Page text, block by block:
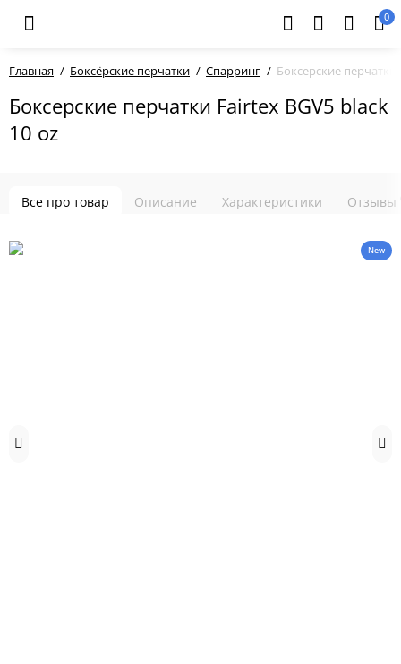
0
Главная Боксёрские перчатки Спарринг Боксерские перчатки
Боксерские перчатки Fairtex BGV5 black
10 oz
Все про товар Описание Характеристики Отзывы
New